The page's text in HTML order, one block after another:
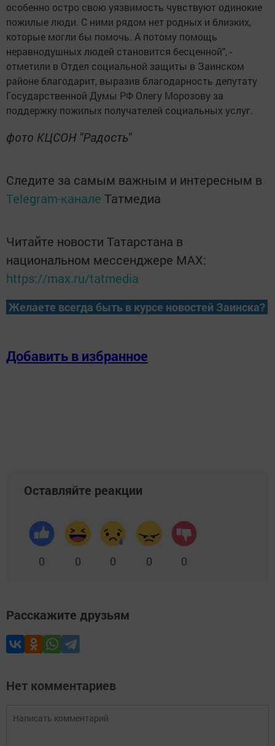
особенно остро свою уязвимость чувствуют одинокие
пожилые люди. С ними рядом нет родных и близких,
которые могли бы помочь. А потому помощь
неравнодушных людей становится бесценной", -
отметили в Отдел социальной защиты в Заинском
районе благодарит, выразив благодарность депутату
Государственной Думы РФ Олегу Морозову за
поддержку пожилых получателей социальных услуг.
фото КЦСОН "Радость"
Следите за самым важным и интересным в
Telegram-канале Татмедиа
Читайте новости Татарстана в
национальном мессенджере MАХ:
https://max.ru/tatmedia
Желаете всегда быть в курсе новостей Заинска?
Добавить в избранное
Оставляйте реакции
0 0 0 0 0
Расскажите друзьям
Нет комментариев